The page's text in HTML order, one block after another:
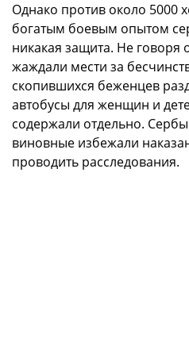
Однако против около 5000
богатым боевым опытом
никакая защита. Не говоря
жаждали мести за
скопившихся беженцев
автобусы для женщин и
содержали отдельно.
виновные избежали
проводить расследования.